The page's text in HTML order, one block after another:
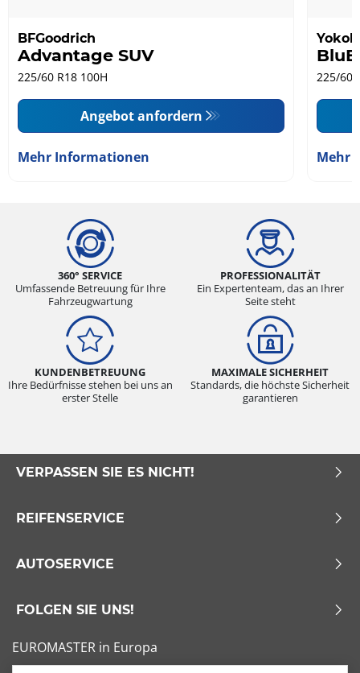
BFGoodrich
Advantage SUV
225/60 R18 100H
Angebot anfordern
Mehr Informationen
225/60
Mehr
360° SERVICE
Umfassende Betreuung für Ihre
Fahrzeugwartung
PROFESSIONALITÄT
Ein Expertenteam, das an Ihrer
Seite steht
KUNDENBETREUUNG
Ihre Bedürfnisse stehen bei uns an
erster Stelle
MAXIMALE SICHERHEIT
Standards, die höchste Sicherheit
garantieren
VERPASSEN SIE ES NICHT!
REIFENSERVICE
AUTOSERVICE
FOLGEN SIE UNS!
EUROMASTER in Europa